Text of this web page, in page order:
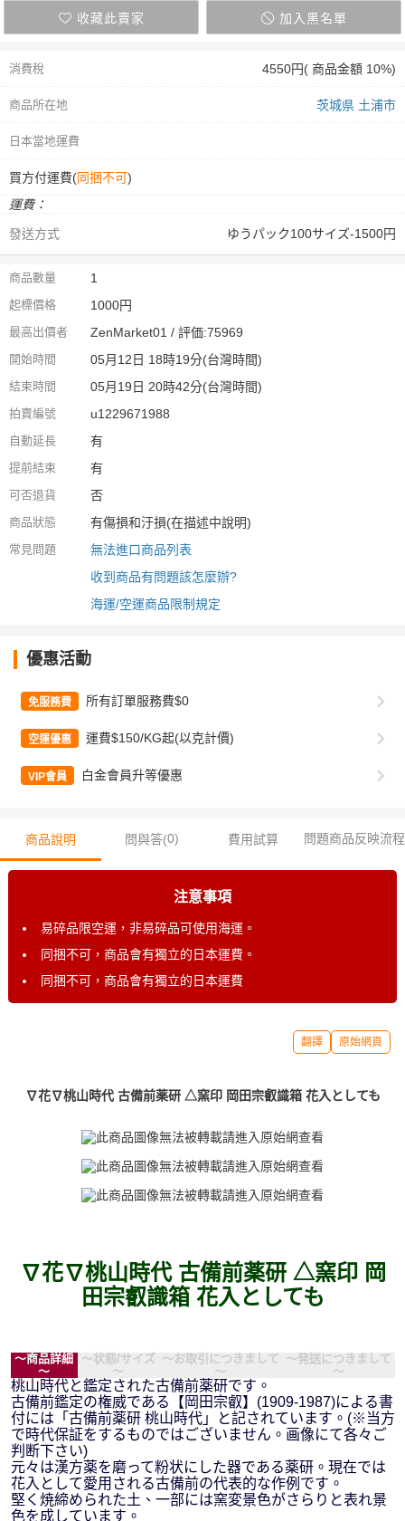
收藏此賣家 加入黑名單
消費稅 4550円( 商品金額 10%)
商品所在地 茨城県 土浦市
日本當地運費
買方付運費(同捆不可)
運費：
發送方式
ゆうパック100サイズ-1500円
商品數量 1
起標價格 1000円
最高出價者 ZenMarket01 / 評価:75969
開始時間 05月12日 18時19分(台灣時間)
結束時間 05月19日 20時42分(台灣時間)
拍賣編號 u1229671988
自動延長 有
提前結束 有
可否退貨 否
商品狀態 有傷損和汙損(在描述中說明)
常見問題
無法進口商品列表
收到商品有問題該怎麼辦?
海運/空運商品限制規定
優惠活動
免服務費 所有訂單服務費$0
空運優惠 運費$150/KG起(以克計價)
VIP會員 白金會員升等優惠
商品說明 問與答(0) 費用試算 問題商品反映流程
注意事項
易碎品限空運，非易碎品可使用海運。
同捆不可，商品會有獨立的日本運費。
同捆不可，商品會有獨立的日本運費
翻譯 原始網頁
∇花∇桃山時代 古備前薬研 △窯印 岡田宗叡識箱 花入としても
∇花∇桃山時代 古備前薬研 △窯印 岡
田宗叡識箱 花入としても
～商品詳細
～
～状態/サイズ
～
～お取引につきまして
～
～発送につきまして
～
桃山時代と鑑定された古備前薬研です。
古備前鑑定の権威である【岡田宗叡】(1909-1987)による書
付には「古備前薬研 桃山時代」と記されています。(※当方
で時代保証をするものではございません。画像にて各々ご
判断下さい)
元々は漢方薬を磨って粉状にした器である薬研。現在では
花入として愛用される古備前の代表的な作例です。
堅く焼締められた土、一部には窯変景色がさらりと表れ景
色を成しています。